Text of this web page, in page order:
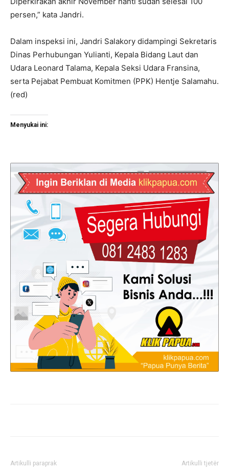
persen,” kata Jandri.
Dalam inspeksi ini, Jandri Salakory didampingi Sekretaris
Dinas Perhubungan Yulianti, Kepala Bidang Laut dan
Udara Leonard Talama, Kepala Seksi Udara Fransina,
serta Pejabat Pembuat Komitmen (PPK) Hentje Salamahu.
(red)
Menyukai ini:
Artikulli paraprak Artikulli tjetër